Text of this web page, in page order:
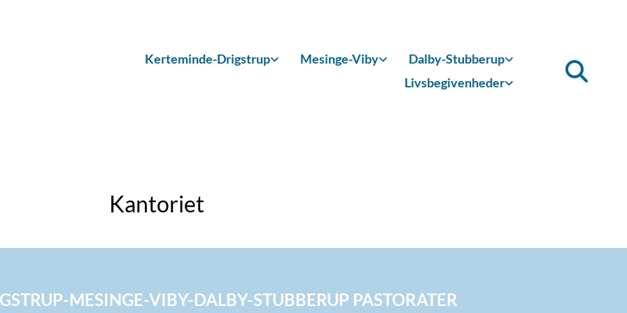
Kerteminde-Drigstrup Mesinge-Viby
Dalby-Stubberup
Livsbegivenheder
Kantoriet
MESINGE-VIBY-DALBY-STUBBERUP PASTORATER